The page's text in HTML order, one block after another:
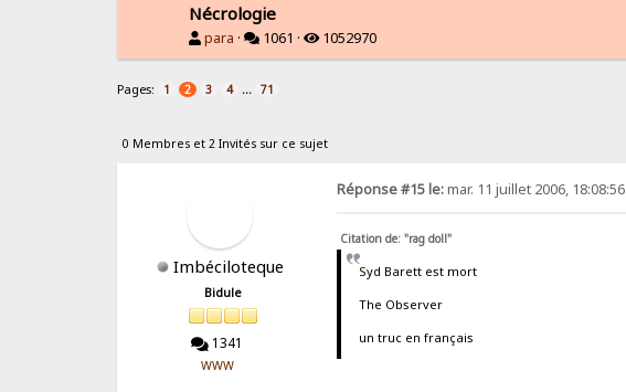
Nécrologie
para · 1061 · 1052970
Pages: 1 2 3 4 ... 71
0 Membres et 2 Invités sur ce sujet
Imbéciloteque
Bidule
1341
WWW
Réponse #15 le:mar. 11 juillet 2006, 18:08:56
Citation de: "rag doll"
Syd Barett est mort
The Observer
un truc en français